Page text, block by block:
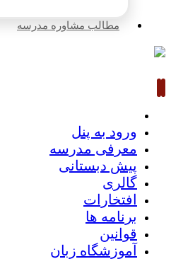
مطالب مشاوره مدرسه
ورود به پنل
معرفی مدرسه
پیش دبستانی
گالری
افتخارات
برنامه ها
قوانین
آموزشگاه زبان